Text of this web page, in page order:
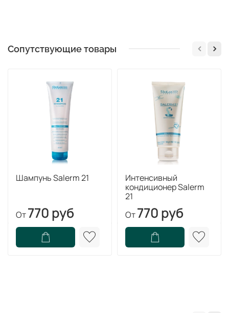
Сопутствующие товары
Шампунь Salerm 21
От770 руб
Интенсивный
кондиционер Salerm
21
От770 руб